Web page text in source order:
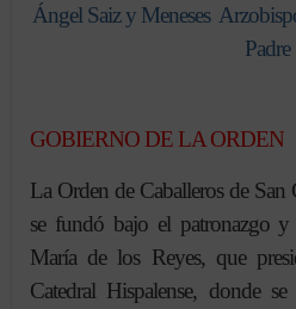
Ángel Saiz y Meneses
Padre
GOBIERNO DE LA ORDEN
La Orden de Caballeros de
se fundó bajo el patronazgo
María de los Reyes, que
Catedral Hispalense, donde